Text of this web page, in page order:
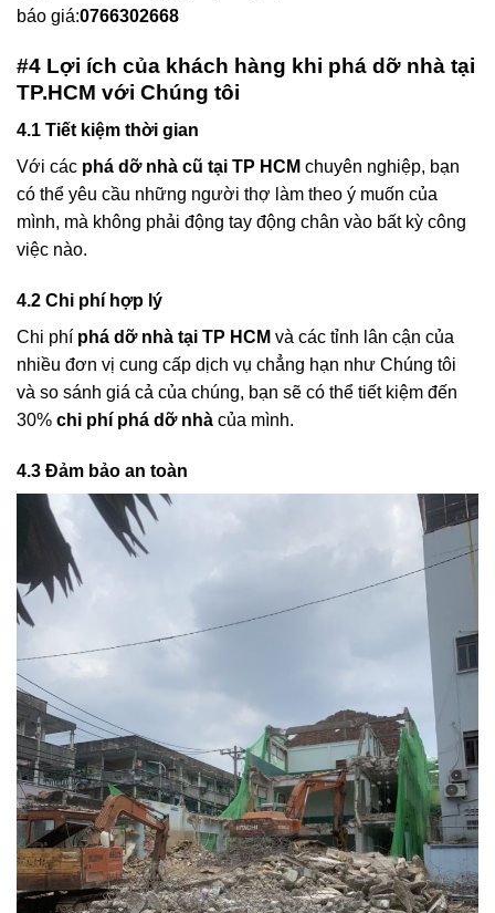
báo giá:0766302668
#4 Lợi ích của khách hàng khi phá dỡ nhà tại
TP.HCM với Chúng tôi
4.1 Tiết kiệm thời gian
Với các phá dỡ nhà cũ tại TP HCM chuyên nghiệp, bạn
có thể yêu cầu những người thợ làm theo ý muốn của
mình, mà không phải động tay động chân vào bất kỳ công
việc nào.
4.2 Chi phí hợp lý
Chi phí phá dỡ nhà tại TP HCM và các tỉnh lân cận của
nhiều đơn vị cung cấp dịch vụ chẳng hạn như Chúng tôi
và so sánh giá cả của chúng, bạn sẽ có thể tiết kiệm đến
30% chi phí phá dỡ nhà của mình.
4.3 Đảm bảo an toàn